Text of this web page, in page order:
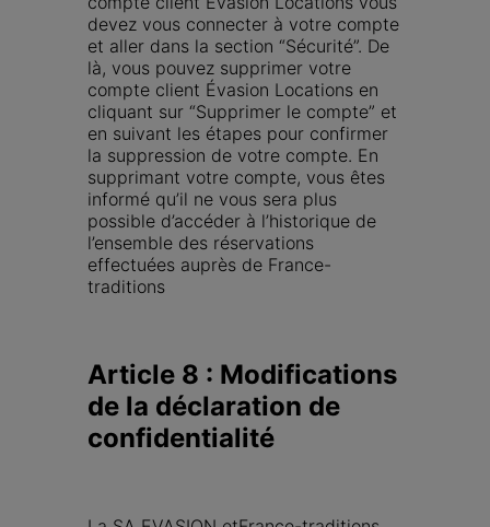
devez vous connecter à votre compte
et aller dans la section “Sécurité”. De
là, vous pouvez supprimer votre
compte client Évasion Locations en
cliquant sur “Supprimer le compte” et
en suivant les étapes pour confirmer
la suppression de votre compte. En
supprimant votre compte, vous êtes
informé qu’il ne vous sera plus
possible d’accéder à l’historique de
l’ensemble des réservations
effectuées auprès de France-
traditions
Article 8 : Modifications
de la déclaration de
confidentialité